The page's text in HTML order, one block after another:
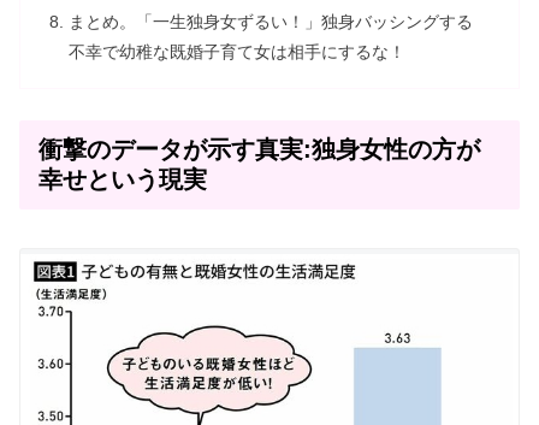
まとめ。「一生独身女ずるい！」独身バッシングする
不幸で幼稚な既婚子育て女は相手にするな！
衝撃のデータが示す真実:独身女性の方が
幸せという現実